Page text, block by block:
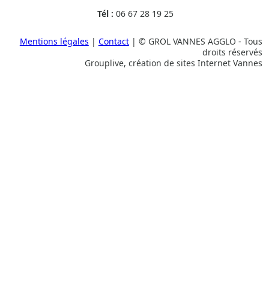
Tél : 06 67 28 19 25
Mentions légales | Contact| © GROL VANNES AGGLO - Tous
droits réservés
Grouplive, création de sites Internet Vannes